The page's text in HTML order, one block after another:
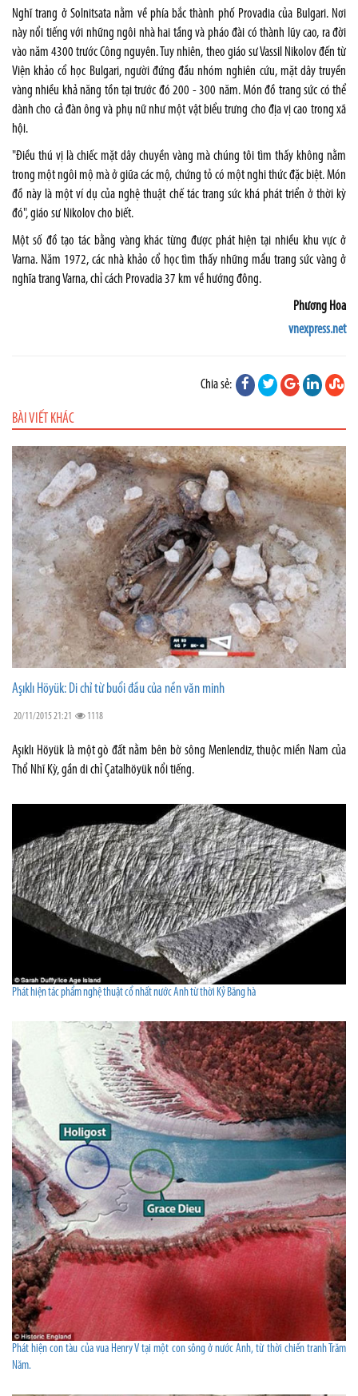
Nghĩ trang ở Solnitsata nằm về phía bắc thành phố Provadia của Bulgari. Nơi
này nổi tiếng với những ngôi nhà hai tầng và pháo đài có thành lũy cao, ra đời
vào năm 4300 trước Công nguyên. Tuy nhiên, theo giáo sư Vassil Nikolov đến từ
Viện khảo cổ học Bulgari, người đứng đầu nhóm nghiên cứu, mặt dây truyền
vàng nhiều khả năng tồn tại trước đó 200 - 300 năm. Món đồ trang sức có thể
dành cho cả đàn ông và phụ nữ như một vật biểu trưng cho địa vị cao trong xã
hội.
"Điều thú vị là chiếc mặt dây chuyền vàng mà chúng tôi tìm thấy không nằm
trong một ngôi mộ mà ở giữa các mộ, chứng tỏ có một nghi thức đặc biệt. Món
đồ này là một ví dụ của nghệ thuật chế tác trang sức khá phát triển ở thời kỳ
đó", giáo sư Nikolov cho biết.
Một số đồ tạo tác bằng vàng khác từng được phát hiện tại nhiều khu vực ở
Varna. Năm 1972, các nhà khảo cổ học tìm thấy những mẩu trang sức vàng ở
nghĩa trang Varna, chỉ cách Provadia 37 km về hướng đông.
Phương Hoa
vnexpress.net
Chia sẻ:
BÀI VIẾT KHÁC
Aşıklı Höyük: Di chỉ từ buổi đầu của nền văn minh
20/11/2015 21:21 1118
Aşıklı Höyük là một gò đất nằm bên bờ sông Menlendiz, thuộc miền Nam của
Thổ Nhĩ Kỳ, gần di chỉ Çatalhöyük nổi tiếng.
Phát hiện tác phẩm nghệ thuật cổ nhất nước Anh từ thời Kỷ Băng hà
Phát hiện con tàu của vua Henry V tại một con sông ở nước Anh, từ thời chiến tranh Trăm
Năm.